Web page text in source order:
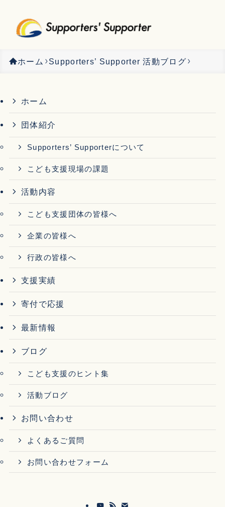
ホーム Supporters’ Supporter 活動ブログ
ホーム
団体紹介
Supporters’ Supporterについて
こども支援現場の課題
活動内容
こども支援団体の皆様へ
企業の皆様へ
行政の皆様へ
支援実績
寄付で応援
最新情報
ブログ
こども支援のヒント集
活動ブログ
お問い合わせ
よくあるご質問
お問い合わせフォーム